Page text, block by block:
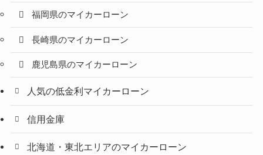
福岡県のマイカーローン
長崎県のマイカーローン
鹿児島県のマイカーローン
人気の低金利マイカーローン
信用金庫
北海道・東北エリアのマイカーローン